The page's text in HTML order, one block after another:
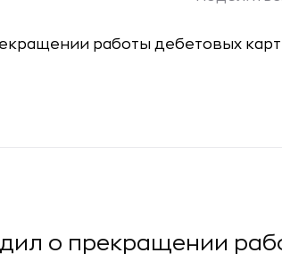
о прекращении